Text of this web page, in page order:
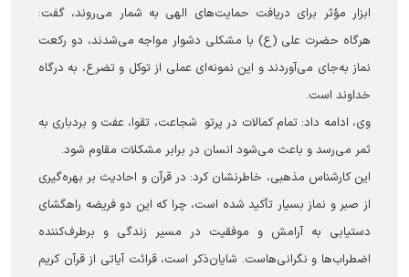
ابزار مؤثر برای دریافت حمایت‌های الهی به شمار می‌روند، گفت:
هرگاه حضرت علی (ع) با مشکلی دشوار مواجه می‌شدند، دو رکعت
نماز به‌جای می‌آوردند و این نمونه‌ای عملی از توکل و تضرع، به درگاه
خداوند است.
وی، ادامه داد: تمام کمالات در پرتو شجاعت، تقوا، عفت و بردباری به
ثمر می‌رسد و باعث می‌شود انسان در برابر مشکلات مقاوم شود.
این کارشناس مذهبی، خاطرنشان کرد: در قرآن و احادیث بر بهره‌گیری
از صبر و نماز بسیار تأکید شده است، چرا که این دو فریضه راهگشای
دستیابی به آرامش و موفقیت در مسیر زندگی و برطرف‌کننده
اضطراب‌ها و نگرانی‌هاست. شایان‌ذکر است، قرائت آیاتی از قرآن کریم